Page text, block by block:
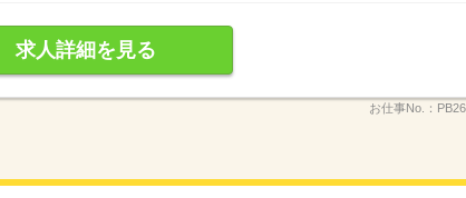
求人詳細を見る
お仕事No.：